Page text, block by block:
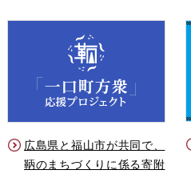
広島県と福山市が共同で、
鞆のまちづくりに係る寄附